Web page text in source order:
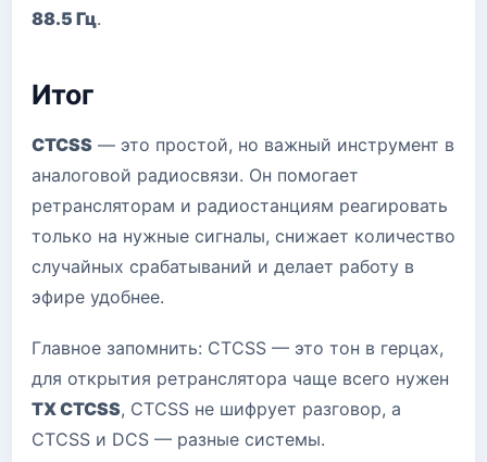
88.5 Гц.
Итог
CTCSS — это простой, но важный инструмент в
аналоговой радиосвязи. Он помогает
ретрансляторам и радиостанциям реагировать
только на нужные сигналы, снижает количество
случайных срабатываний и делает работу в
эфире удобнее.
Главное запомнить: CTCSS — это тон в герцах,
для открытия ретранслятора чаще всего нужен
TX CTCSS, CTCSS не шифрует разговор, а
CTCSS и DCS — разные системы.